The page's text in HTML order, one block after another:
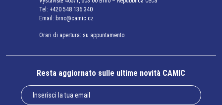
Tel: +420 548 136 340
Email: brno@camic.cz
Orari di apertura: su appuntamento
Resta aggiornato sulle ultime novità CAMIC